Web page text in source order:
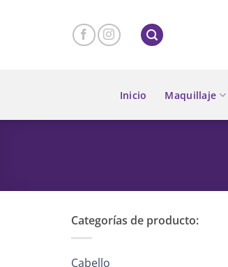
Inicio Maquillaje
Categorías de producto:
Cabello